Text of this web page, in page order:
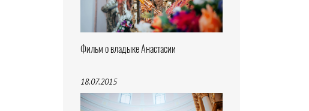
Фильм о владыке Анастасии
18.07.2015